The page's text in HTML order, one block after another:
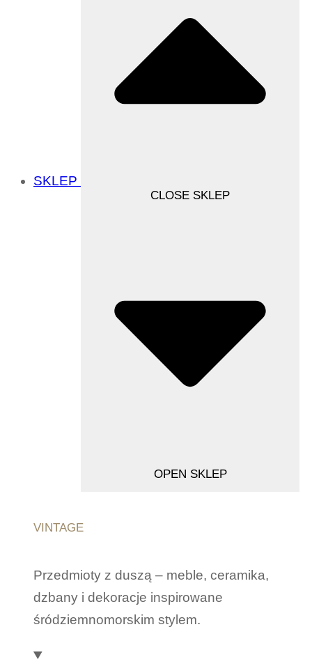
SKLEP
CLOSE SKLEP
OPEN SKLEP
VINTAGE
Przedmioty z duszą – meble, ceramika,
dzbany i dekoracje inspirowane
śródziemnomorskim stylem.